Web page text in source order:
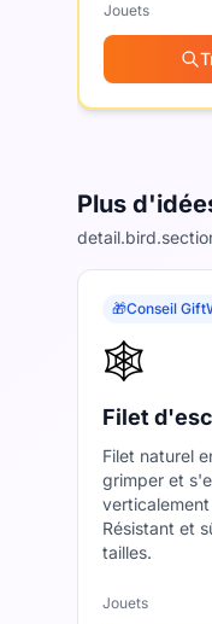
Jouets
Plus
🎁Conseil
🕸️
Filet
Filet naturel
grimper et
Résistant et
tailles.
Jouets